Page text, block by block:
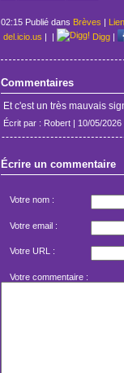
02:15 Publié dans Brèves |
del.icio.us | | Digg|
Commentaires
Et c'est un très mauvais
Écrit par : Robert | 10/05/2026
Écrire un commentaire
Votre nom :
Votre email :
Votre URL :
Votre commentaire :